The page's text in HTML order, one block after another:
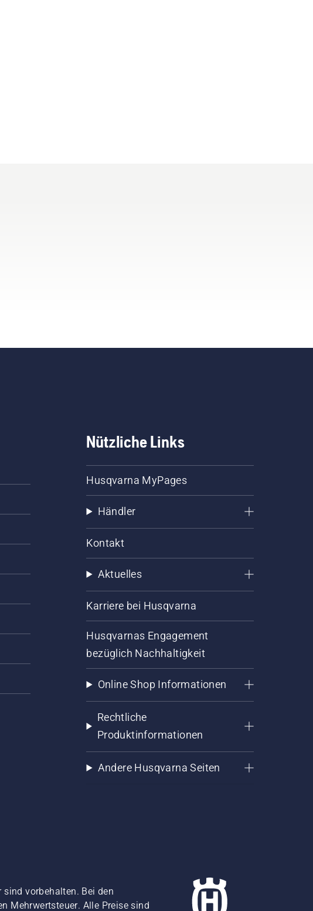
Nützliche Links
Husqvarna MyPages
Händler
Kontakt
Aktuelles
Karriere bei Husqvarna
Husqvarnas Engagement
bezüglich Nachhaltigkeit
Online Shop Informationen
Rechtliche
Produktinformationen
Andere Husqvarna Seiten
vorbehalten. Bei den
Mehrwertsteuer. Alle Preise sind